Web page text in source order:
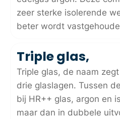
zeer sterke isolerende
beter wordt
Triple glas,
Triple glas, de naam
drie glaslagen. Tussen
bij HR++ glas, argon en
maar dan in dubbele